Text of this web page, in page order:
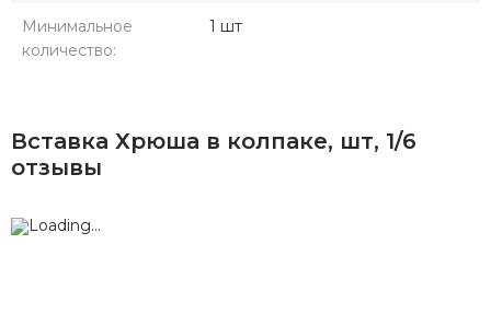
Минимальное
количество:
1 шт
Вставка Хрюша в колпаке, шт, 1/6
отзывы